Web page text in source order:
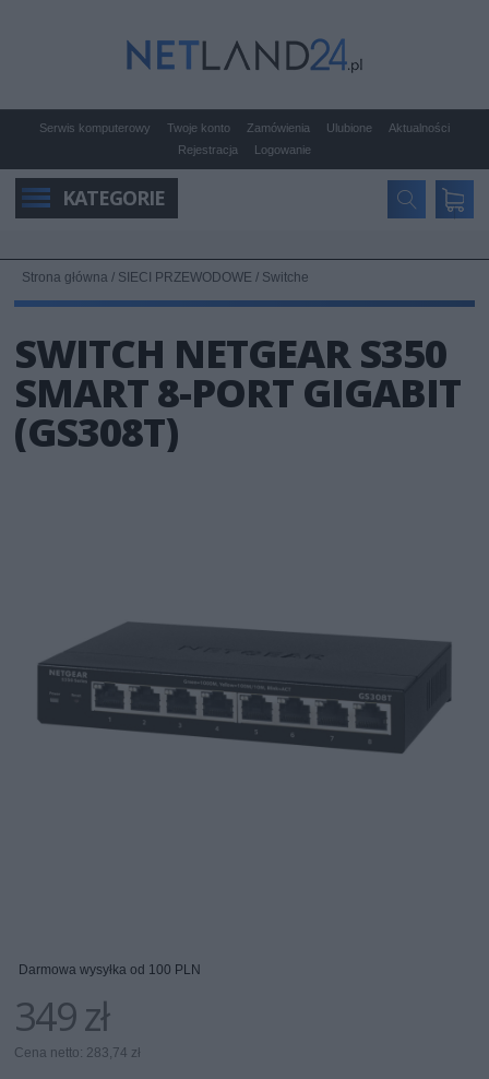
Serwis komputerowy Twoje konto Zamówienia Ulubione
Aktualności
Rejestracja
Logowanie
KATEGORIE
Strona główna / SIECI PRZEWODOWE / Switche
SWITCH NETGEAR S350
SMART 8-PORT GIGABIT
(GS308T)
Darmowa wysyłka od 100 PLN
349 zł
Cena netto: 283,74 zł